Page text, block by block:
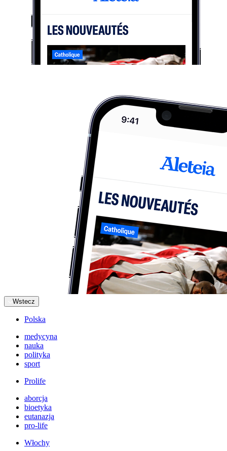
Wstecz
Polska
medycyna
nauka
polityka
sport
Prolife
aborcja
bioetyka
eutanazja
pro-life
Włochy